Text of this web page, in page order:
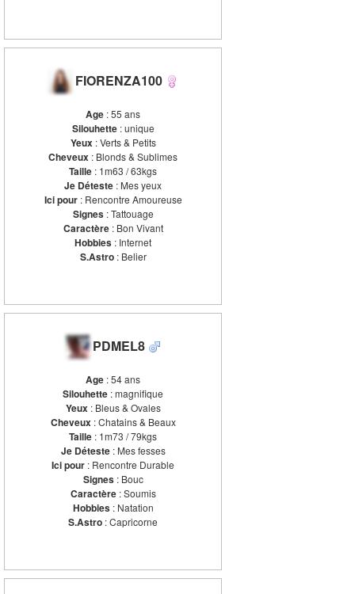
FIORENZA100
Age : 55 ans
Silouhette: unique
Yeux : Verts & Petits
Cheveux : Blonds & Sublimes
Taille : 1m63 / 63kgs
Je Déteste : Mes yeux
Ici pour: Rencontre Amoureuse
Signes: Tattouage
Caractère: Bon Vivant
Hobbies : Internet
S.Astro: Belier
PDMEL8
Age : 54 ans
Silouhette : magnifique
Yeux : Bleus & Ovales
Cheveux : Chatains & Beaux
Taille : 1m73 / 79kgs
Je Déteste: Mes fesses
Ici pour : Rencontre Durable
Signes: Bouc
Caractère: Soumis
Hobbies: Natation
S.Astro : Capricorne